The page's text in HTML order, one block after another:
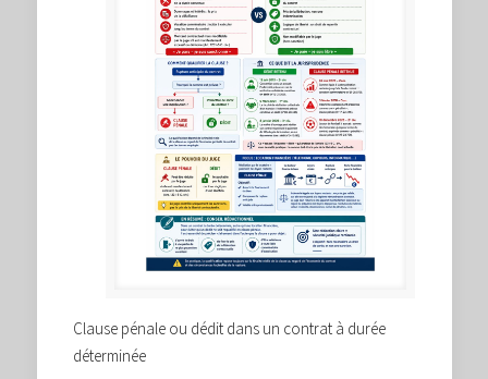
Clause pénale ou dédit dans un contrat à durée
déterminée